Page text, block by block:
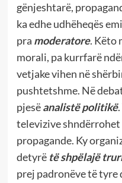
gënjeshtarë,
ka edhe udhëheqës
pra moderatore. Këto
morali, pa kurrfarë
vetjake vihen në
pushtetshme. Në
pjesëanalistë politikë
televizive shndërrohet
propagande. Ky
detyrë të shpëlajë
prej padronëve të tyre